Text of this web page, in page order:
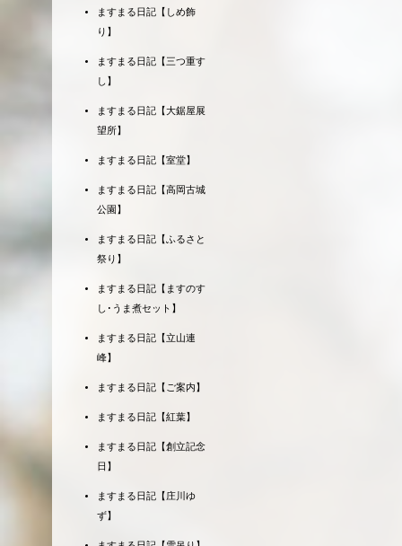
ますまる日記【しめ飾
り】
ますまる日記【三つ重す
し】
ますまる日記【大鋸屋展
望所】
ますまる日記【室堂】
ますまる日記【高岡古城
公園】
ますまる日記【ふるさと
祭り】
ますまる日記【ますのす
し･うま煮セット】
ますまる日記【立山連
峰】
ますまる日記【ご案内】
ますまる日記【紅葉】
ますまる日記【創立記念
日】
ますまる日記【庄川ゆ
ず】